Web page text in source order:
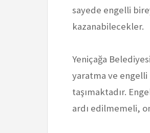
sayede engelli
kazanabilecekler.
Yeniçağa
yaratma ve engelli
taşımaktadır.
ardı edilmemeli,